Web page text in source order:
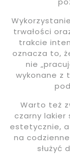
trwałości
trakcie
oznacza to,
nie
wykonane z
Warto też
czarny lakier
estetycznie,
na
służyć